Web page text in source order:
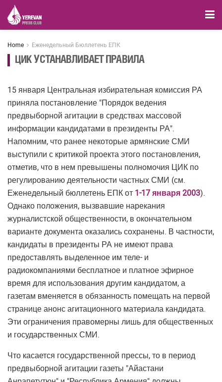
Home Еженедельный Бюллетень ЕПК
ЦИК УСТАНАВЛИВАЕТ ПРАВИЛА
15 января Центральная избирательная комиссия РА
приняла постановление "Порядок ведения
предвыборной агитации в средствах массовой
информации кандидатами в президенты РА".
Напомним, что ранее некоторые армянские СМИ
выступили с критикой проекта этого постановления,
отметив, что в нем превышены полномочия ЦИК по
регулированию деятельности частных СМИ (см.
Еженедельный бюллетень ЕПК от 1-17 января 2003).
Однако положения, вызвавшие нарекания
журналистской общественности, в окончательном
варианте документа оказались сохранены. В частности,
кандидаты в президенты РА не имеют права
предоставлять выделенное им теле- и
радиокомпаниями бесплатное и платное эфирное
время для использования другим кандидатом, а
газетам вменяется в обязанность помещать на первой
странице анонс агитационного материала кандидата.
Эти ограничения правомерны лишь для общественных
и государственных СМИ.
Что касается государственной прессы, то в период
предвыборной агитации газеты "Айастани